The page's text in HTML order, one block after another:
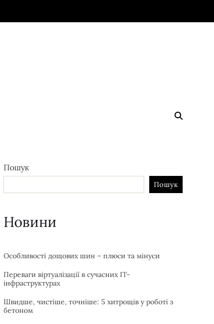
Пошук
Пошук
Новини
Особливості дощових шин – плюси та мінуси
Переваги віртуалізації в сучасних IT-
інфраструктурах
Швидше, чистіше, точніше: 5 хитрощів у роботі з
бетоном